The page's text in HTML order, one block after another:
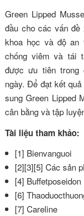
Green Lipped
đầu cho các vấn
khoa học và độ an
chống viêm và tái
được ưu tiên trong
ngày. Để đạt kết
sung Green Lipped
cân bằng và tập
Tài liệu tham khảo:
[1] Bienvanguoi
[2][3][5] Các sản
[4] Buffetposeidon
[6]
[7] Careline